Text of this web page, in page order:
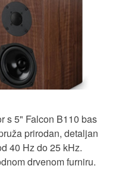
s 5" Falcon B110 bas
prirodan, detaljan
40 Hz do 25 kHz.
drvenom furniru.